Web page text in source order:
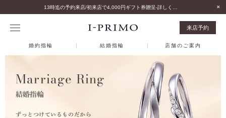
来店予約
婚約指輪 結婚指輪 店舗のご案内
Marriage Ring
結婚指輪
ずっとつけているものだから